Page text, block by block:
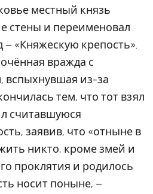
местный князь
стены и переименовал
«Княжескую крепость».
вражда с
вспыхнувшая из-за
тем, что тот взял
считавшуюся
заявив, что «отныне в
никто, кроме змей и
проклятия и родилось
носит поныне, –